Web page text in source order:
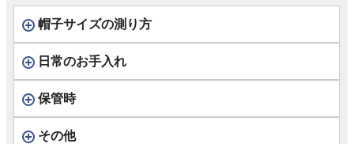
帽子サイズの測り方
日常のお手入れ
保管時
その他